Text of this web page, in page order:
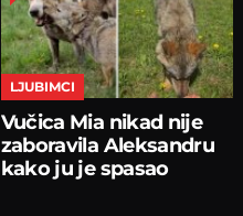
LJUBIMCI
Vučica Mia nikad nije
zaboravila Aleksandru
kako ju je spasao